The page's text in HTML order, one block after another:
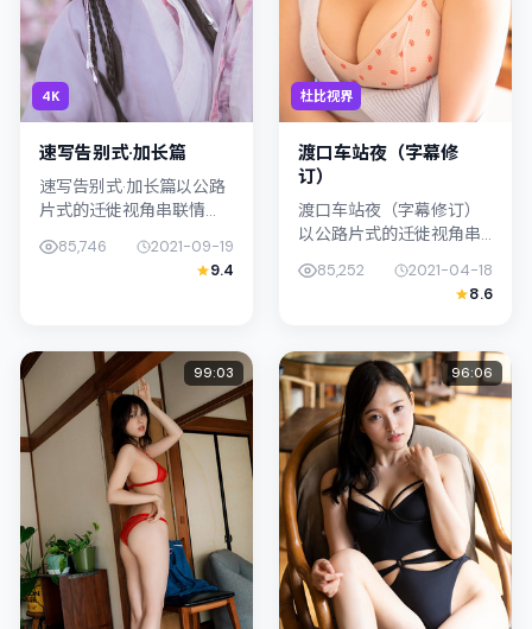
4K
速写告别式·加长篇
速写告别式·加长篇以公路
片式的迁徙视角串联情
野武强调纪实气质与留白
美学，梁朝伟的表演在外
85,746
2021-09-19
9.4
杜比视界
渡口车站夜（字幕修
订）
渡口车站夜（字幕修订）
以公路片式的迁徙视角串
作。钟孟宏强调纪实气质
与留白美学，杨紫琼的表
若你正在查找中...
85,252
2021-04-18
8.6
99:03 96:06